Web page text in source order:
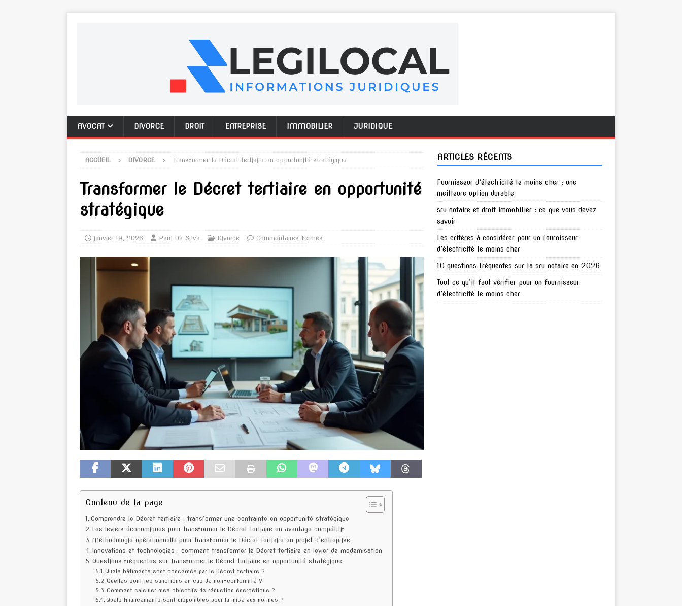
AVOCAT DIVORCE DROIT ENTREPRISE IMMOBILIER JURIDIQUE
ACCUEIL DIVORCE Transformer le Décret tertiaire en opportunité stratégique
Transformer le Décret tertiaire en opportunité
stratégique
janvier 19, 2026 Paul Da Silva Divorce Commentaires fermés
Contenu de la page
Comprendre le Décret tertiaire : transformer une contrainte en opportunité stratégique
Les leviers économiques pour transformer le Décret tertiaire en avantage compétitif
Méthodologie opérationnelle pour transformer le Décret tertiaire en projet d’entreprise
Innovations et technologies : comment transformer le Décret tertiaire en levier de modernisation
Questions fréquentes sur Transformer le Décret tertiaire en opportunité stratégique
Quels bâtiments sont concernés par le Décret tertiaire ?
Quelles sont les sanctions en cas de non-conformité ?
Comment calculer mes objectifs de réduction énergétique ?
Quels financements sont disponibles pour la mise aux normes ?
ARTICLES RÉCENTS
Fournisseur d’électricité le moins cher : une
meilleure option durable
sru notaire et droit immobilier : ce que vous devez
savoir
Les critères à considérer pour un fournisseur
d’électricité le moins cher
10 questions fréquentes sur la sru notaire en 2026
Tout ce qu’il faut vérifier pour un fournisseur
d’électricité le moins cher